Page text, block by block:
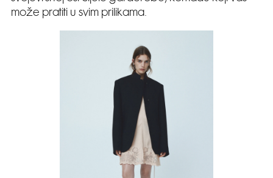
može pratiti u svim prilikama.